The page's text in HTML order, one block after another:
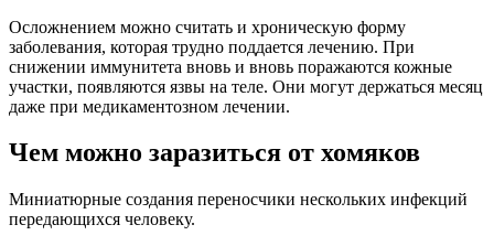
Осложнением можно считать и хроническую форму
заболевания, которая трудно поддается лечению. При
снижении иммунитета вновь и вновь поражаются кожные
участки, появляются язвы на теле. Они могут держаться месяц
даже при медикаментозном лечении.
Чем можно заразиться от хомяков
Миниатюрные создания переносчики нескольких инфекций
передающихся человеку.